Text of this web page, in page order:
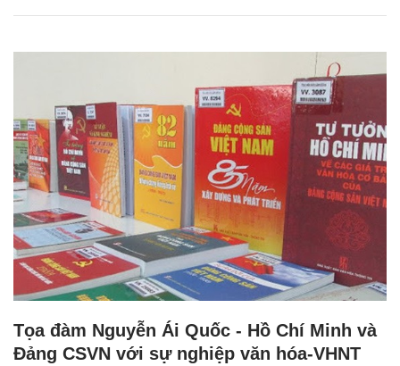
Tọa đàm Nguyễn Ái Quốc - Hồ Chí Minh và
Đảng CSVN với sự nghiệp văn hóa-VHNT